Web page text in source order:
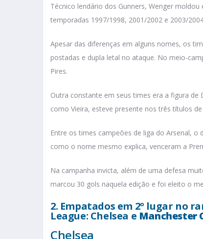
Técnico lendário dos Gunners, Wenger
temporadas 1997/1998, 2001/2002 e 2003/
Apesar das diferenças em alguns nomes, os
postadas e dupla letal no ataque. No meio-
Pires.
Outra constante em seus times era a figura de
como Vieira, esteve presente nos três títulos
Entre os times campeões de liga do Arsenal, o
como o nome mesmo explica, venceram a
Na campanha invicta, além de uma defesa
marcou 30 gols naquela edição e foi eleito o
2. Empatados em 2º lugar no
League: Chelsea e Manchester
Chelsea